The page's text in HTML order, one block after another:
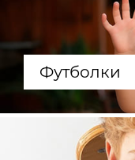
Футболки